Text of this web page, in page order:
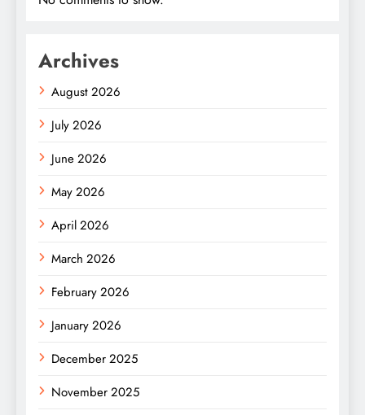
Archives
August 2026
July 2026
June 2026
May 2026
April 2026
March 2026
February 2026
January 2026
December 2025
November 2025